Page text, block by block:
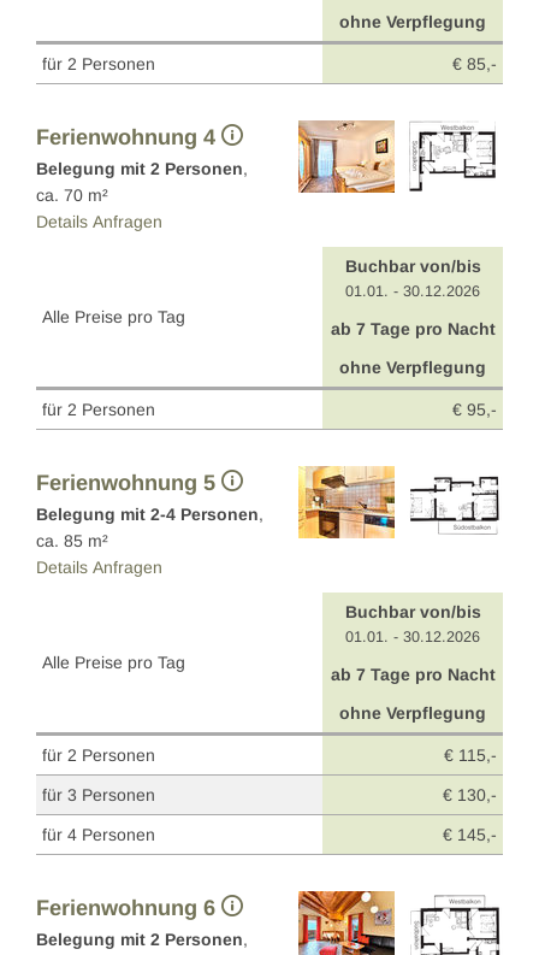
ohne Verpflegung
für 2 Personen € 85,-
Ferienwohnung 4
Belegung mit 2 Personen,
ca. 70 m²
Details Anfragen
Alle Preise pro Tag
Buchbar von/bis
01.01. - 30.12.2026
ab 7 Tage pro Nacht
ohne Verpflegung
für 2 Personen € 95,-
Ferienwohnung 5
Belegung mit 2-4 Personen,
ca. 85 m²
Details Anfragen
Alle Preise pro Tag
Buchbar von/bis
01.01. - 30.12.2026
ab 7 Tage pro Nacht
ohne Verpflegung
für 2 Personen € 115,-
für 3 Personen € 130,-
für 4 Personen € 145,-
Ferienwohnung 6
Belegung mit 2 Personen,